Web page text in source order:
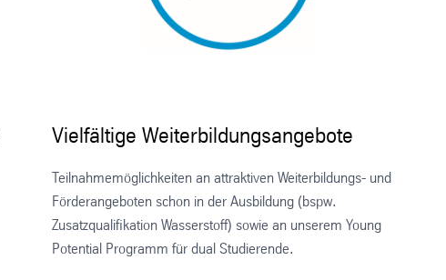
Vielfältige Weiterbildungsangebote
Teilnahmemöglichkeiten an attraktiven Weiterbildungs- und
Förderangeboten schon in der Ausbildung (bspw.
Zusatzqualifikation Wasserstoff) sowie an unserem Young
Potential Programm für dual Studierende.